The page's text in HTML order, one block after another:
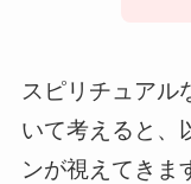
スピリチュアル
いて考えると、
ンが視えてきま